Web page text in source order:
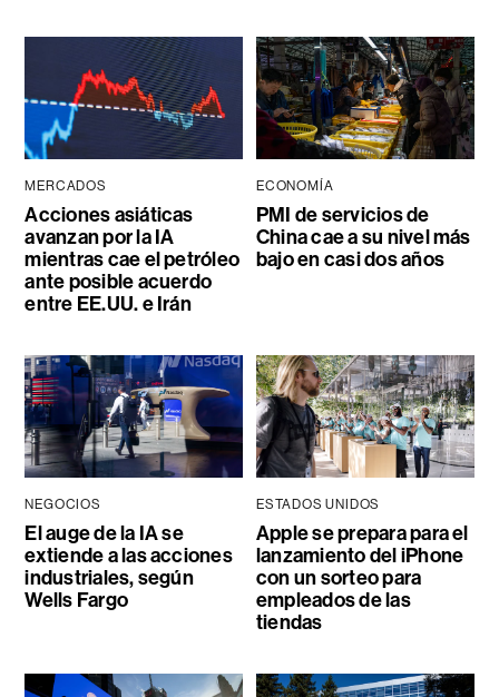
MERCADOS
Acciones asiáticas
avanzan por la IA
mientras cae el petróleo
ante posible acuerdo
entre EE.UU. e Irán
ECONOMÍA
PMI de servicios de
China cae a su nivel más
bajo en casi dos años
NEGOCIOS
El auge de la IA se
extiende a las acciones
industriales, según
Wells Fargo
ESTADOS UNIDOS
Apple se prepara para el
lanzamiento del iPhone
con un sorteo para
empleados de las
tiendas